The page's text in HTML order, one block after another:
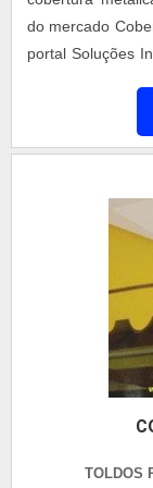
do mercado
portal Soluções
valor, com a
assertividade
maneiras
excelência em
foca sua
parceiros com:
são realizadas
serviços e
atender todas
excelente
analítica sobre
TOLDOS